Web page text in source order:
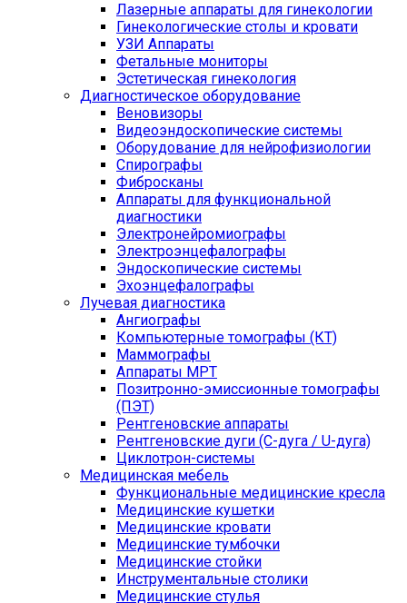
Лазерные аппараты для гинекологии
Гинекологические столы и кровати
УЗИ Аппараты
Фетальные мониторы
Эстетическая гинекология
Диагностическое оборудование
Веновизоры
Видеоэндоскопические системы
Оборудование для нейрофизиологии
Спирографы
Фибросканы
Аппараты для функциональной
диагностики
Электронейромиографы
Электроэнцефалографы
Эндоскопические системы
Эхоэнцефалографы
Лучевая диагностика
Ангиографы
Компьютерные томографы (КТ)
Маммографы
Аппараты МРТ
Позитронно-эмиссионные томографы
(ПЭТ)
Рентгеновские аппараты
Рентгеновские дуги (С-дуга / U-дуга)
Циклотрон-системы
Медицинская мебель
Функциональные медицинские кресла
Медицинские кушетки
Медицинские кровати
Медицинские тумбочки
Медицинские стойки
Инструментальные столики
Медицинские стулья